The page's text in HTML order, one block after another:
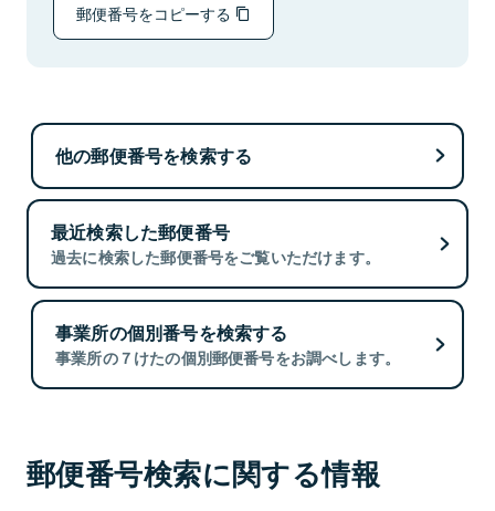
郵便番号をコピーする
他の郵便番号を検索する
最近検索した郵便番号
過去に検索した郵便番号をご覧いただけます。
事業所の個別番号を検索する
事業所の７けたの個別郵便番号をお調べします。
郵便番号検索に関する情報